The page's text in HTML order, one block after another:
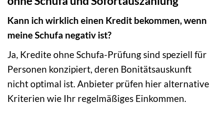
Kann ich wirklich einen Kredit bekommen, wenn
meine Schufa negativ ist?
Ja, Kredite ohne Schufa-Prüfung sind speziell für
Personen konzipiert, deren Bonitätsauskunft
nicht optimal ist. Anbieter prüfen hier alternative
Kriterien wie Ihr regelmäßiges Einkommen.